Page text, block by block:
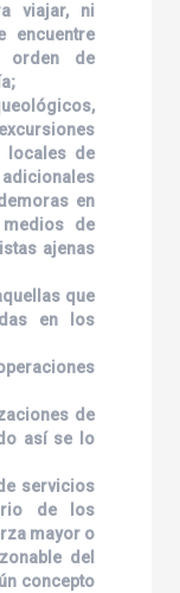
viajar, ni
encuentre
orden de
locales de
en
de
ajenas
que
en los
de
así se lo
servicios
de los
mayor o
del
concepto